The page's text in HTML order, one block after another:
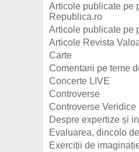
Articole publicate pe
Republica.ro
Articole publicate pe
Articole Revista
Carte
Comentarii pe teme
Concerte LIVE
Controverse
Controverse Veridice
Despre expertize și
Evaluarea, dincolo
Exerciții de